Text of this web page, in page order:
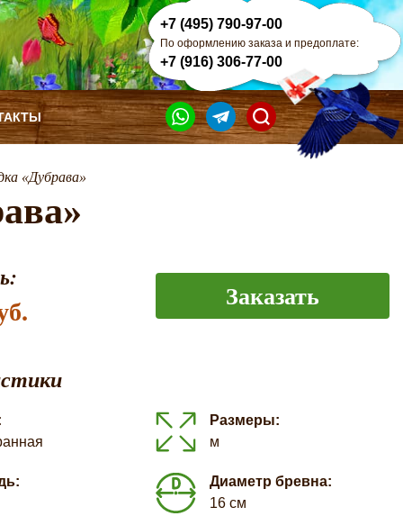
+7 (495) 790-97-00
По оформлению заказа и предоплате:
+7 (916) 306-77-00
«Дубрава»
Заказать
Размеры:
м
Диаметр бревна:
16 см